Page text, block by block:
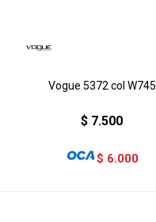
Vogue 5372 col W745
$ 7.500
$ 6.000